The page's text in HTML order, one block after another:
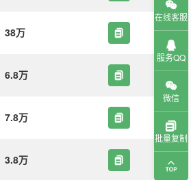
38万
6.8万
7.8万
3.8万
在线客服
服务QQ
微信
批量复制